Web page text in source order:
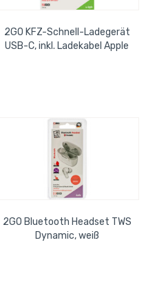
2GO KFZ-Schnell-Ladegerät
USB-C, inkl. Ladekabel Apple
2GO Bluetooth Headset TWS
Dynamic, weiß